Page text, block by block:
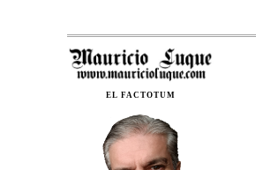
EL FACTOTUM